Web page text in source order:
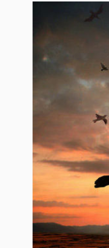
Пътувай 237
Здраве
Gentlemen
Wellness
ПОСЛЕДВАЙТЕ
НИ